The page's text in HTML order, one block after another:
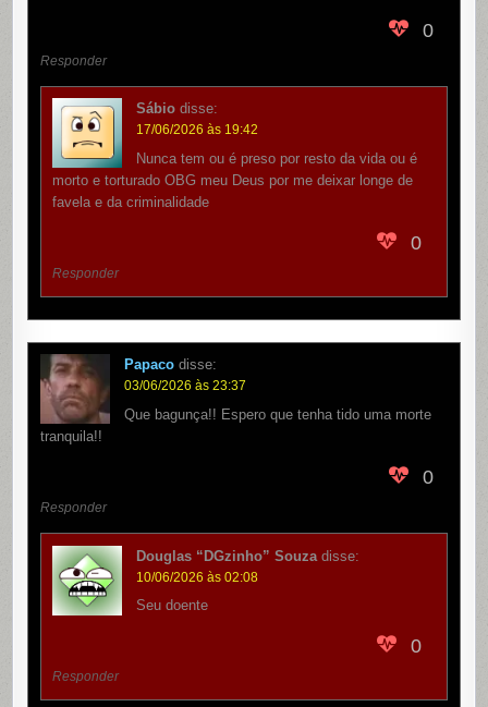
0
Responder
Sábio disse:
17/06/2026 às 19:42
Nunca tem ou é preso por resto da vida ou é
morto e torturado OBG meu Deus por me deixar longe de
favela e da criminalidade
0
Responder
Papaco disse:
03/06/2026 às 23:37
Que bagunça!! Espero que tenha tido uma morte
tranquila!!
0
Responder
Douglas “DGzinho” Souza disse:
10/06/2026 às 02:08
Seu doente
0
Responder